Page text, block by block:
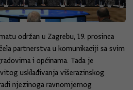
održan u Zagrebu, 19. prosinca
partnerstva u komunikaciji sa svim
i općinama. Tada je
usklađivanja višerazinskog
njezinoga ravnomjernog